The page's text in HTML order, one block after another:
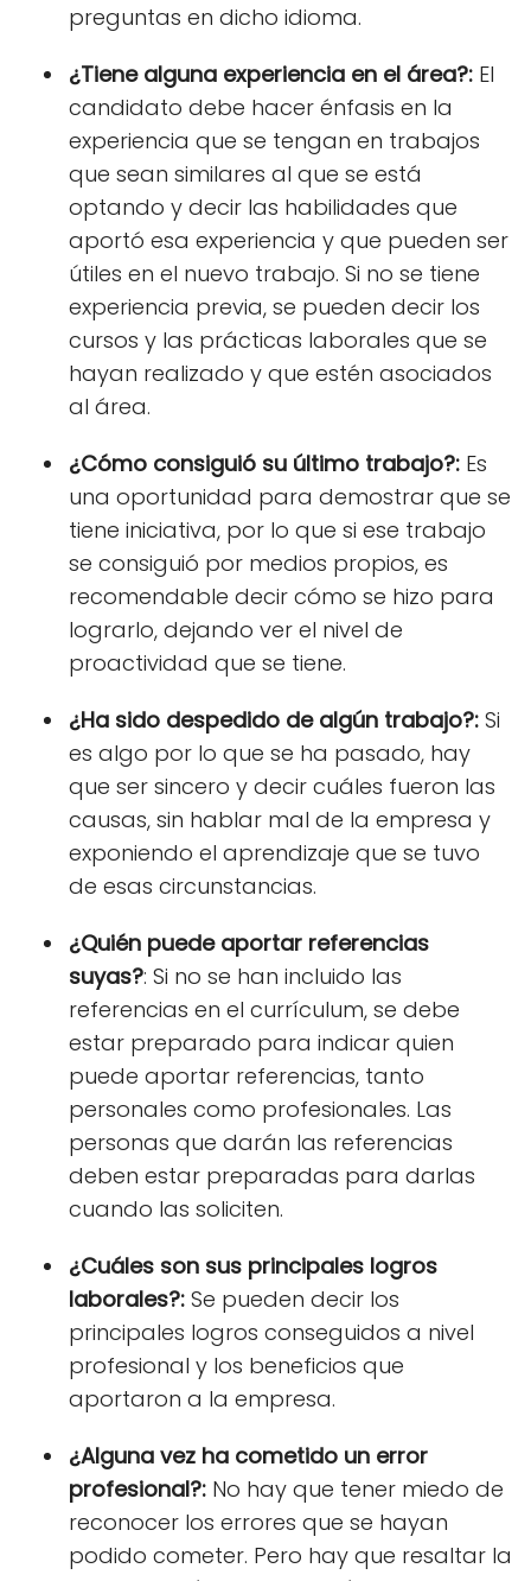
preguntas en dicho idioma.
¿Tiene alguna experiencia en el área?: El
candidato debe hacer énfasis en la
experiencia que se tengan en trabajos
que sean similares al que se está
optando y decir las habilidades que
aportó esa experiencia y que pueden ser
útiles en el nuevo trabajo. Si no se tiene
experiencia previa, se pueden decir los
cursos y las prácticas laborales que se
hayan realizado y que estén asociados
al área.
¿Cómo consiguió su último trabajo?: Es
una oportunidad para demostrar que se
tiene iniciativa, por lo que si ese trabajo
se consiguió por medios propios, es
recomendable decir cómo se hizo para
lograrlo, dejando ver el nivel de
proactividad que se tiene.
¿Ha sido despedido de algún trabajo?: Si
es algo por lo que se ha pasado, hay
que ser sincero y decir cuáles fueron las
causas, sin hablar mal de la empresa y
exponiendo el aprendizaje que se tuvo
de esas circunstancias.
¿Quién puede aportar referencias
suyas?: Si no se han incluido las
referencias en el currículum, se debe
estar preparado para indicar quien
puede aportar referencias, tanto
personales como profesionales. Las
personas que darán las referencias
deben estar preparadas para darlas
cuando las soliciten.
¿Cuáles son sus principales logros
laborales?: Se pueden decir los
principales logros conseguidos a nivel
profesional y los beneficios que
aportaron a la empresa.
¿Alguna vez ha cometido un error
profesional?: No hay que tener miedo de
reconocer los errores que se hayan
podido cometer. Pero hay que resaltar la